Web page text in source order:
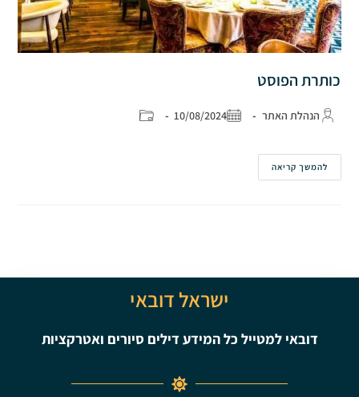
כותרת הפוסט
הנהלת האתר 10/08/2024
להמשך קריאה
ישראל דובאי
דובאי למטייל כל המידע דילים סיורים ואטרקציות